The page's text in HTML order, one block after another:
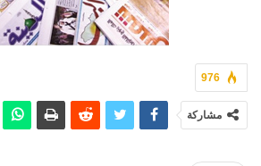
976
مشاركة